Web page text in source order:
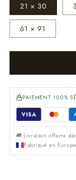
21 × 30
61 × 91
PAIEMENT 100%
VISA
🚚 Livraison offerte
Fabriqué en Europe